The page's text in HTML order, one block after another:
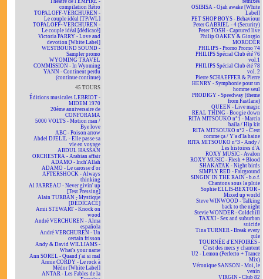
Théâtre de l'EMPIRE -
compilation Rétro
TOPALOFF-VERCHUREN -
Le couple idéal [TP/WL]
TOPALOFF~VERCHUREN -
Le couple idéal [dédicacé]
Victoria PARRY - Love and
devotion [White Label]
WESTBOUND SOUND -
Sampler promo
WYOMING TRAVEL
COMMISSION - In Wyoming
YANN - Continent perdu
(continue continue)
45 TOURS
Éditions musicales LEBRIOT -
MIDEM 1970
20ème anniversaire de
CONFORAMA
5000 VOLTS - Motion man /
Bye love
ABC - Poison arrow
Abdel DJELIL - Elle passe sa
vie en voyage
ABDUL HASSAN
ORCHESTRA - Arabian affair
ADAMO - Inch'Allah
ADAMO - Le carosse d'or
AFTERSHOCK - Always
thinking
Al JARREAU - Never givin' up
[Test Pressing]
Alain TURBAN - Mystique
[DÉDICACÉ]
Amii STEWART - Knock on
wood
André VERCHUREN - Alma
española
André VERCHUREN - Un
certain frisson
Andy & David WILLIAMS -
What's your name
Ann SOREL - Quand j'ai si mal
Annie CORDY - Le rock à
Médor [White Label]
ANTAR - Les Fables de la
remixes
OSIBISA - Ojah awake [White
Label]
PET SHOP BOYS - Behaviour
Peter GABRIEL - 4 (Security)
Peter TOSH - Captured live
Philip OAKEY & Giorgio
MORODER
PHILIPS - Promo Promo 74
PHILIPS Spécial Club été 76
vol.1
PHILIPS Spécial Club été 78
vol. 2
Pierre SCHAEFFER & Pierre
HENRY - Symphonie pour un
homme seul
PRODIGY - Speedway (theme
from Fastlane)
QUEEN - Live magic
REAL THING - Boogie down
RITA MITSOUKO n°1 - Marcia
baila / Hip kit
RITA MITSOUKO n°2 - C'est
comme ça / Y'a d'la haine
RITA MITSOUKO n°3 - Andy /
Les histoires d'A
ROXY MUSIC - Avalon
ROXY MUSIC - Flesh + Blood
SHAKATAK - Night birds
SIMPLY RED - Fairground
SINGIN' IN THE RAIN - b.o.f.
Chantons sous la pluie
Sophie ELLIS-BEXTOR -
Mixed up world
Steve WINWOOD - Talking
back to the night
Stevie WONDER - Coldchill
TAXXI - Sex and suburban
suicide
Tina TURNER - Break every
rule
TOURNÉE d'ENFOIRÉS -
C'est des mecs y chantent
U2 - Lemon (Perfecto + Trance
Mix)
Véronique SANSON - Moi, le
venin
VIRGIN - Club 82